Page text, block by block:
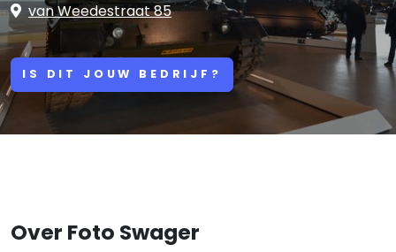
van Weedestraat 85
IS DIT JOUW BEDRIJF?
Over Foto Swager